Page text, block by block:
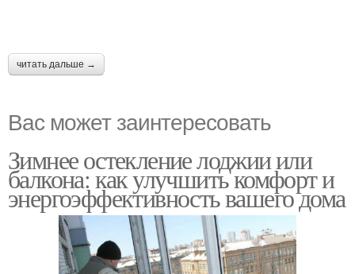
читать дальше →
Вас может заинтересовать
Зимнее остекление лоджии или
балкона: как улучшить комфорт и
энергоэффективность вашего дома